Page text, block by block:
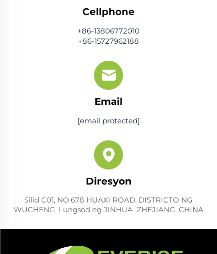
Cellphone
+86-13806772010
+86-15727962188
Email
[email protected]
Diresyon
Silid C01, NO.678 HUAXI ROAD, DISTRICTO NG
WUCHENG, Lungsod ng JINHUA, ZHEJIANG, CHINA